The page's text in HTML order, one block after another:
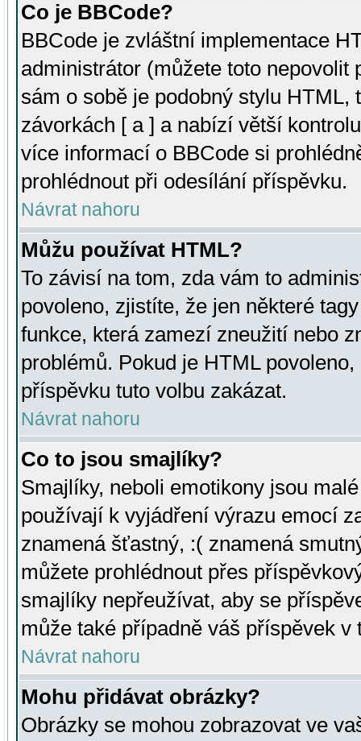
Co je BBCode?
BBCode je zvláštní implementace
administrátor (můžete toto
sám o sobě je podobný stylu HTML,
závorkách [ a ] a nabízí větší
více informací o BBCode si
prohlédnout při odesílání příspěvku.
Návrat nahoru
Můžu používat HTML?
To závisí na tom, zda vám to
povoleno, zjistíte, že jen některé
funkce, která zamezí zneužití nebo
problémů. Pokud je HTML
příspěvku tuto volbu zakázat.
Návrat nahoru
Co to jsou smajlíky?
Smajlíky, neboli emotikony jsou
používají k vyjádření výrazu emocí
znamená šťastný, :( znamená
můžete prohlédnout přes
smajlíky nepřeužívat, aby se
může také případně váš příspěvek v
Návrat nahoru
Mohu přidávat obrázky?
Obrázky se mohou zobrazovat ve